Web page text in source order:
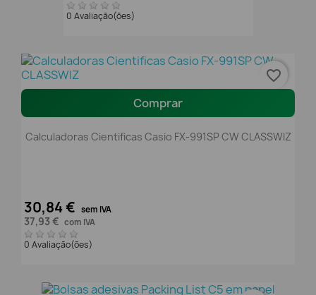
0 Avaliação(ões)
Comprar
Calculadoras Cientificas Casio FX-991SP CW CLASSWIZ
30,84 € sem IVA
37,93 € com IVA
0 Avaliação(ões)
favorite_border